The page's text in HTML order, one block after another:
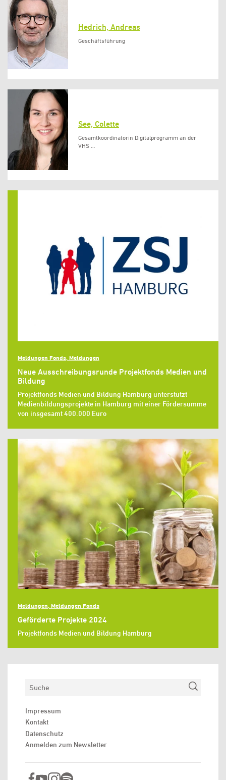
Hedrich, Andreas
Geschäftsführung
See, Colette
Gesamtkoordinatorin Digitalprogramm an der
VHS …
Meldungen Fonds, Meldungen
Neue Ausschreibungsrunde Projektfonds Medien und
Bildung
Projektfonds Medien und Bildung Hamburg unterstützt
Medienbildungsprojekte in Hamburg mit einer Fördersumme
von insgesamt 400.000 Euro
Meldungen, Meldungen Fonds
Geförderte Projekte 2024
Projektfonds Medien und Bildung Hamburg
Suchen
Impressum
Kontakt
Datenschutz
Anmelden zum Newsletter